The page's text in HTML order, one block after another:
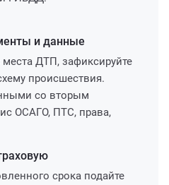
и данные
ДТП, зафиксируйте
происшествия.
со вторым
ОСАГО, ПТС, права,
срока подайте